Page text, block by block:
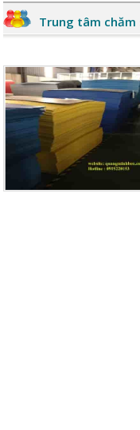
Trung tâm chăm